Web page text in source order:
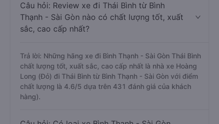
Câu hỏi: Review xe đi Thái Bình từ Bình
Thạnh - Sài Gòn nào có chất lượng tốt, xuất
sắc, cao cấp nhất?
Trả lời: Những hãng xe đi Bình Thạnh - Sài Gòn Thái Bình
chất lượng tốt, xuất sắc, cao cấp nhất là nhà xe Hoàng
Long (Đỏ) đi Thái Bình từ Bình Thạnh - Sài Gòn với điểm
chất lượng là 4.6/5 dựa trên 431 đánh giá của khách
hàng).